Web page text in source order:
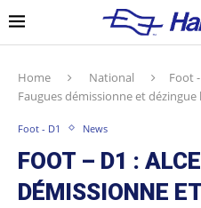
Home National Foot
Faugues démissionne et
Foot - D1 News
FOOT – D1 :
DÉMISSIONNE